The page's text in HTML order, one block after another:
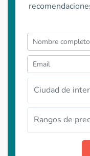
Ciudad de
Rangos de